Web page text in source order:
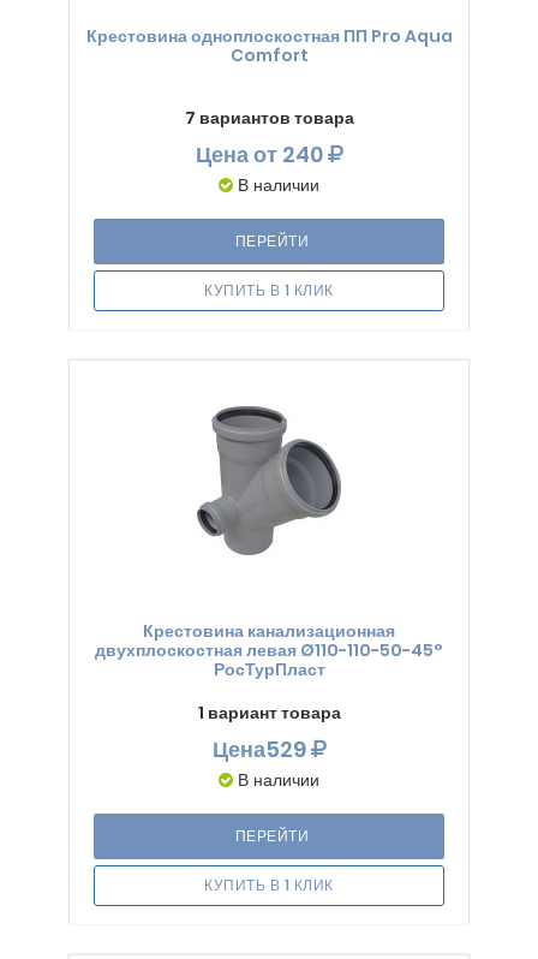
Крестовина одноплоскостная ПП Pro Aqua
Comfort
7 вариантов товара
Ценаот 240
В наличии
ПЕРЕЙТИ
КУПИТЬ В 1 КЛИК
Крестовина канализационная
двухплоскостная левая Ø110-110-50-45°
РосТурПласт
1 вариант товара
Цена529
В наличии
ПЕРЕЙТИ
КУПИТЬ В 1 КЛИК